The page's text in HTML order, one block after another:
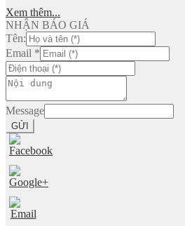
Xem thêm...
NHẬN BÁO GIÁ
Tên:
Email *
Message
GỬI